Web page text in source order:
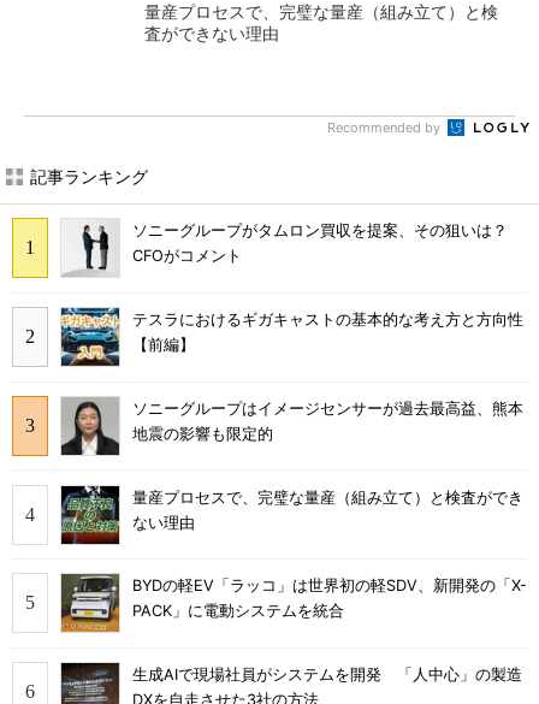
量産プロセスで、完璧な量産（組み立て）と検
査ができない理由
Recommended by
記事ランキング
ソニーグループがタムロン買収を提案、その狙いは？
CFOがコメント
テスラにおけるギガキャストの基本的な考え方と方向性
【前編】
ソニーグループはイメージセンサーが過去最高益、熊本
地震の影響も限定的
量産プロセスで、完璧な量産（組み立て）と検査ができ
ない理由
BYDの軽EV「ラッコ」は世界初の軽SDV、新開発の「X-
PACK」に電動システムを統合
生成AIで現場社員がシステムを開発 「人中心」の製造
DXを自走させた3社の方法